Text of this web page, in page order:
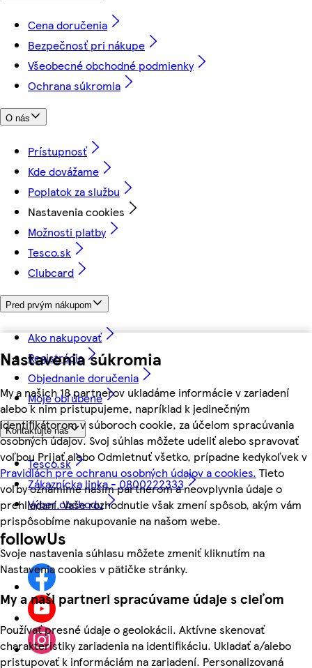
Nastavenia súkromia
My a našich 18 partnerov ukladáme informácie v zariadení
alebo k nim pristupujeme, napríklad k jedinečným
identifikátorom v súboroch cookie, za účelom spracúvania
osobných údajov. Svoj súhlas môžete udeliť alebo spravovať
voľbou Prijať alebo Odmietnuť všetko, prípadne kedykoľvek v
Pravidlách pre ochranu osobných údajov a cookies. Tieto
voľby oznámime našim partnerom a neovplyvnia údaje o
prehliadaní. Vaše rozhodnutie však zmení spôsob, akým vám
prispôsobíme nakupovanie na našom webe.
Svoje nastavenia súhlasu môžete zmeniť kliknutím na
Nastavenia cookies v pätičke stránky.
My a naši partneri spracúvame údaje s cieľom
Používať presné údaje o geolokácii. Aktívne skenovať
charakteristiky zariadenia na identifikáciu. Ukladať a/alebo
pristupovať k informáciám na zariadení. Personalizovaná
Cena doručenia
Bezpečnosť pri nákupe
Všeobecné obchodné podmienky
Ochrana súkromia
O nás
Prístupnosť
Kde dovážame
Poplatok za službu
Nastavenia cookies
Možnosti platby
Tesco.sk
Clubcard
Pred prvým nákupom
Ako nakupovať
Registrácia
Objednanie doručenia
Moje obľúbené
Kontaktujte nás
Tesco.sk
Zákaznícka linka - 0800222333
Výber obchodu
followUs